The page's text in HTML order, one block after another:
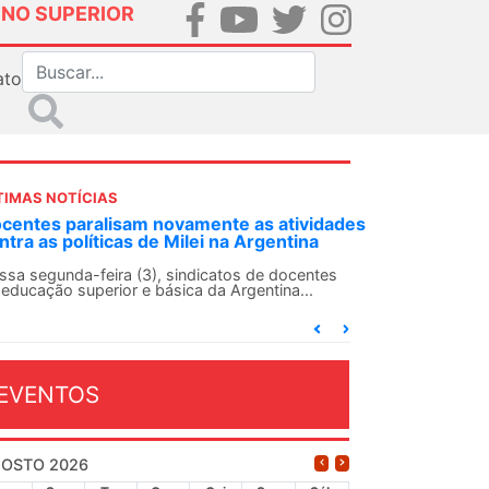
SUPERIOR
NOTÍCIAS
SN convoca docentes para Dia de
Internacionalista com Cuba em
de agosto
SN conclama suas seções sindicais e o